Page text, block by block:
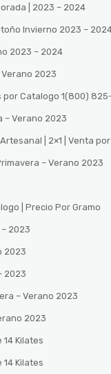
| 2023 – 2024
Invierno 2023 –
2023 – 2024
2023
por Catalogo 1(800)
– Verano 2023
| 2×1 | Venta
– Verano 2023
| Precio Por Gramo
2023
2023
2023
– Verano 2023
2023
14 Kilates
14 Kilates